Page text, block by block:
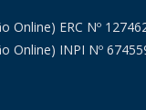
Online) ERC Nº
Online) INPI Nº